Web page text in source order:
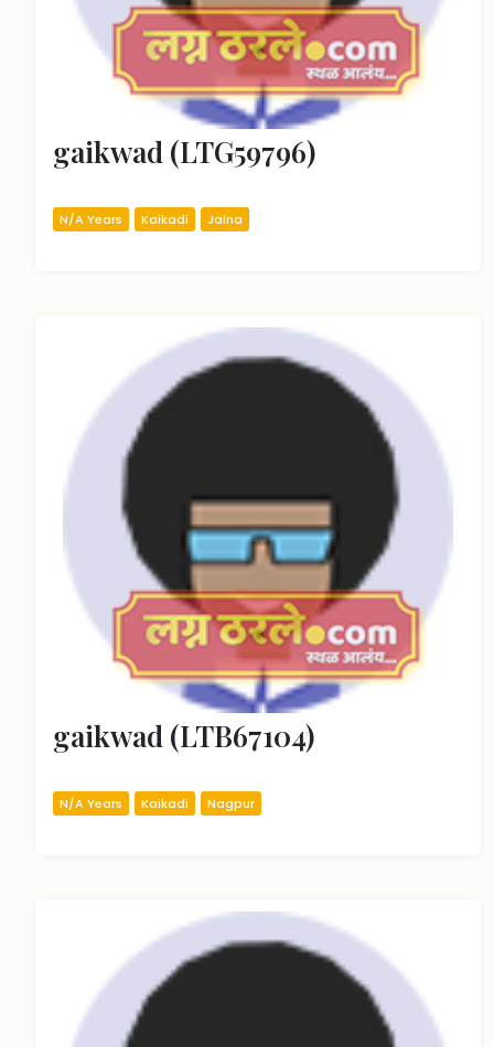
gaikwad (LTG59796)
N/A Years Kaikadi Jalna
gaikwad (LTB67104)
N/A Years Kaikadi Nagpur